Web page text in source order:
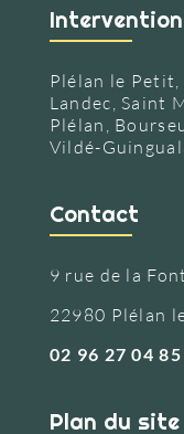
Plélan le Petit,
Landec, Saint
Plélan,
Vildé-
Contact
9 rue de la
22980 Plélan
02 96 27 04 85
Plan du site